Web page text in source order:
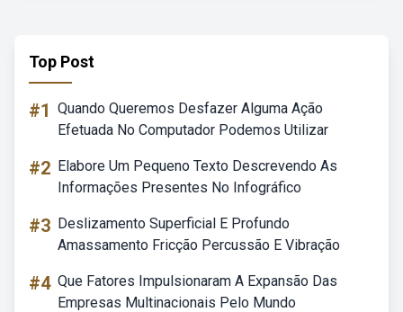
Top Post
#1 Quando Queremos Desfazer Alguma Ação
Efetuada No Computador Podemos Utilizar
#2 Elabore Um Pequeno Texto Descrevendo As
Informações Presentes No Infográfico
#3 Deslizamento Superficial E Profundo
Amassamento Fricção Percussão E Vibração
#4 Que Fatores Impulsionaram A Expansão Das
Empresas Multinacionais Pelo Mundo